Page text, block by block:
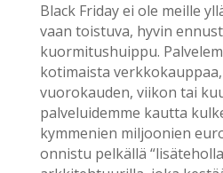
Black Friday ei ole meille
vaan toistuva, hyvin
kuormitushuippu.
kotimaista verkkokauppaa,
vuorokauden, viikon tai
palveluidemme kautta
kymmenien miljoonien
onnistu pelkällä